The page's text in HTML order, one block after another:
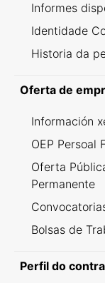
Informes
Identidade
Historia da
Oferta de
Información
OEP Persoal
Oferta
Permanente
Bolsas de
Perfil do